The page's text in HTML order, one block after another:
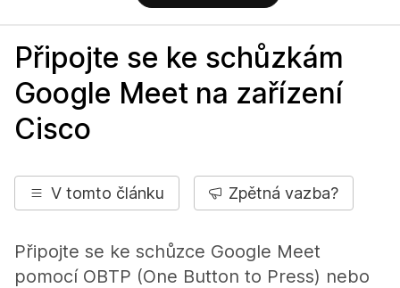
Připojte se ke schůzkám
Google Meet na zařízení
Cisco
V tomto článku Zpětná vazba?
Připojte se ke schůzce Google Meet
pomocí OBTP (One Button to Press) nebo